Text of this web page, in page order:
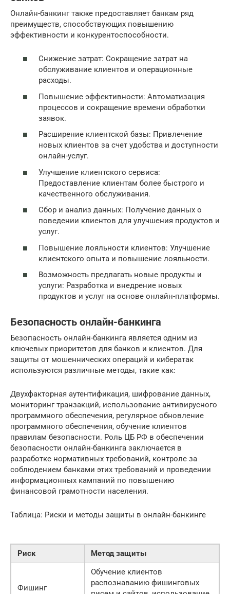
Онлайн-банкинг также предоставляет банкам ряд
преимуществ, способствующих повышению
эффективности и конкурентоспособности.
Снижение затрат: Сокращение затрат на
обслуживание клиентов и операционные
расходы.
Повышение эффективности: Автоматизация
процессов и сокращение времени обработки
заявок.
Расширение клиентской базы: Привлечение
новых клиентов за счет удобства и доступности
онлайн-услуг.
Улучшение клиентского сервиса:
Предоставление клиентам более быстрого и
качественного обслуживания.
Сбор и анализ данных: Получение данных о
поведении клиентов для улучшения продуктов и
услуг.
Повышение лояльности клиентов: Улучшение
клиентского опыта и повышение лояльности.
Возможность предлагать новые продукты и
услуги: Разработка и внедрение новых
продуктов и услуг на основе онлайн-платформы.
Безопасность онлайн-банкинга
Безопасность онлайн-банкинга является одним из
ключевых приоритетов для банков и клиентов. Для
защиты от мошеннических операций и кибератак
используются различные методы, такие как:
Двухфакторная аутентификация, шифрование данных,
мониторинг транзакций, использование антивирусного
программного обеспечения, регулярное обновление
программного обеспечения, обучение клиентов
правилам безопасности. Роль ЦБ РФ в обеспечении
безопасности онлайн-банкинга заключается в
разработке нормативных требований, контроле за
соблюдением банками этих требований и проведении
информационных кампаний по повышению
финансовой грамотности населения.
Таблица: Риски и методы защиты в онлайн-банкинге
Риск Метод защиты
Фишинг
Обучение клиентов
распознаванию фишинговых